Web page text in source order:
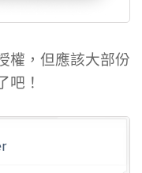
權，但應該大部份
吧！